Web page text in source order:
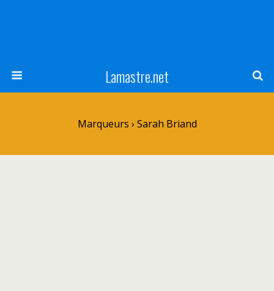
Lamastre.net
Marqueurs › Sarah Briand